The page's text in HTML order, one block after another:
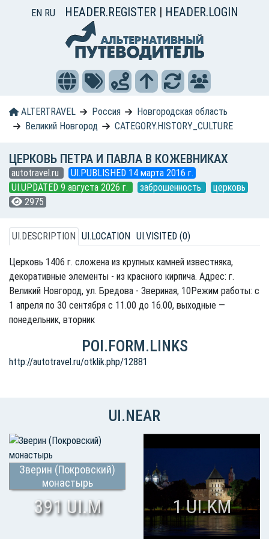
EN RU HEADER.REGISTER | HEADER.LOGIN
ALTERTRAVEL Россия
Новгородская область
Великий Новгород
CATEGORY.HISTORY_CULTURE
ЦЕРКОВЬ ПЕТРА И ПАВЛА В КОЖЕВНИКАХ
autotravel.ru
UI.PUBLISHED 14 марта 2016 г.
UI.UPDATED 9 августа 2026 г.
заброшенность
церковь
2975
UI.DESCRIPTION UI.LOCATION UI.VISITED (0)
Церковь 1406 г. сложена из крупных камней известняка,
декоративные элементы - из красного кирпича. Адрес: г.
Великий Новгород, ул. Бредова - Звериная, 10Режим работы: с
1 апреля по 30 сентября с 11.00 до 16.00, выходные —
понедельник, вторник
POI.FORM.LINKS
http://autotravel.ru/otklik.php/12881
UI.NEAR
Зверин (Покровский)
монастырь
391 UI.M 1 UI.KM